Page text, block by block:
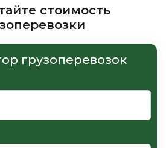
стоимость
грузоперевозок